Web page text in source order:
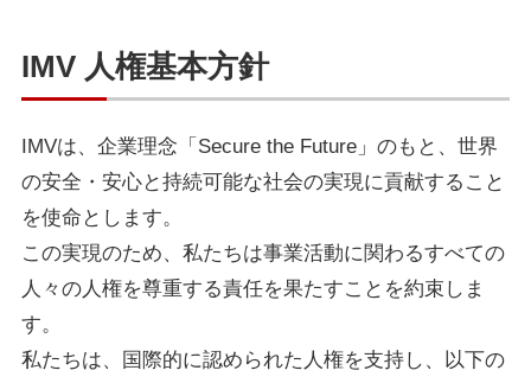
IMV 人権基本方針
IMVは、企業理念「Secure the Future」のもと、世界
の安全・安心と持続可能な社会の実現に貢献すること
を使命とします。
この実現のため、私たちは事業活動に関わるすべての
人々の人権を尊重する責任を果たすことを約束しま
す。
私たちは、国際的に認められた人権を支持し、以下の